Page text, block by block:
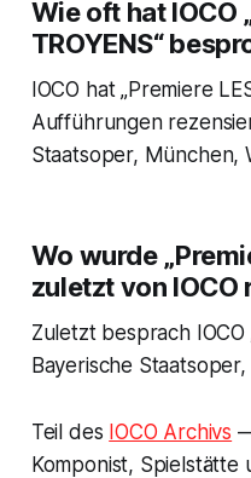
Wie oft hat IOCO
TROYENS“
IOCO hat „Premiere
Aufführungen
Staatsoper, München,
Wo wurde
zuletzt von IOCO
Zuletzt besprach IOCO
Bayerische
Teil des IOCO Archivs
Komponist, Spielstätte